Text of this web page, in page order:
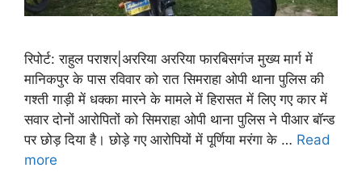
रिपोर्ट: राहुल पराशर|अररिया अररिया फारबिसगंज मुख्य मार्ग में
मानिकपुर के पास रविवार को रात सिमराहा ओपी थाना पुलिस की
गश्ती गाड़ी में धक्का मारने के मामले में हिरासत में लिए गए कार में
सवार दोनों आरोपितों को सिमराहा ओपी थाना पुलिस ने पीआर बॉन्ड
पर छोड़ दिया है। छोड़े गए आरोपियों में पूर्णिया मरंगा के … Read
more